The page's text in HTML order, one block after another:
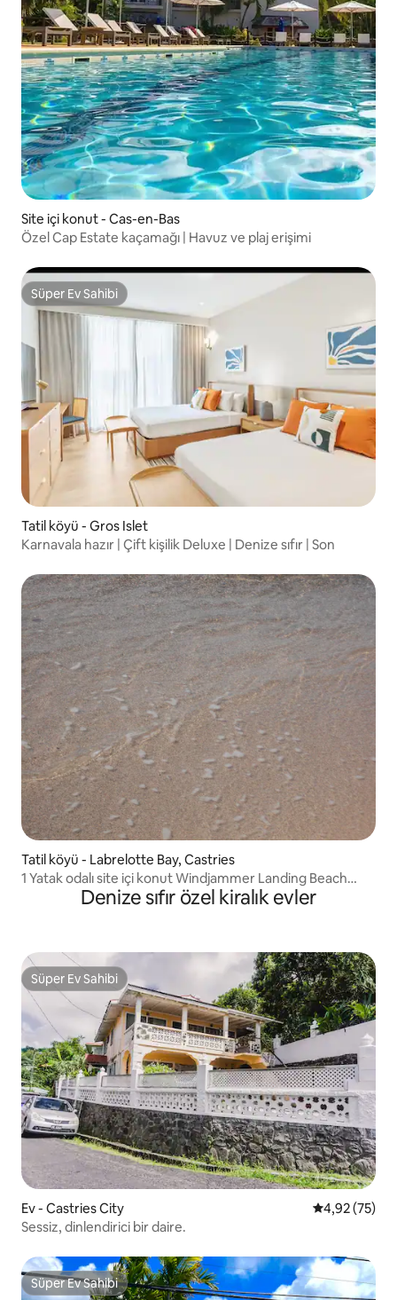
Site içi konut - Cas-en-Bas
Özel Cap Estate kaçamağı | Havuz ve plaj erişimi
Süper Ev Sahibi
Süper Ev Sahibi
Tatil köyü - Gros Islet
Karnavala hazır | Çift kişilik Deluxe | Denize sıfır | Son
Tatil köyü - Labrelotte Bay, Castries
1 Yatak odalı site içi konut Windjammer Landing Beach
Denize sıfır özel kiralık evler
Süper Ev Sahibi
Süper Ev Sahibi
Ev - Castries City 5 üzerinden
4,92 (75)
Sessiz, dinlendirici bir daire.
Süper Ev Sahibi
Süper Ev Sahibi